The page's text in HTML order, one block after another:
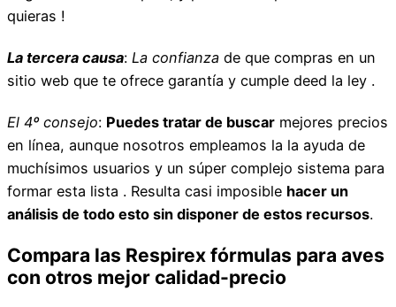
quieras !
La tercera causa: La confianza de que compras en un
sitio web que te ofrece garantía y cumple deed la ley .
El 4º consejo: Puedes tratar de buscar mejores precios
en línea, aunque nosotros empleamos la la ayuda de
muchísimos usuarios y un súper complejo sistema para
formar esta lista . Resulta casi imposible hacer un
análisis de todo esto sin disponer de estos recursos.
Compara las Respirex fórmulas para aves
con otros mejor calidad-precio